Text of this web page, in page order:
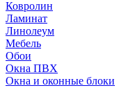
Ковролин
Ламинат
Линолеум
Мебель
Обои
Окна ПВХ
Окна и оконные блоки